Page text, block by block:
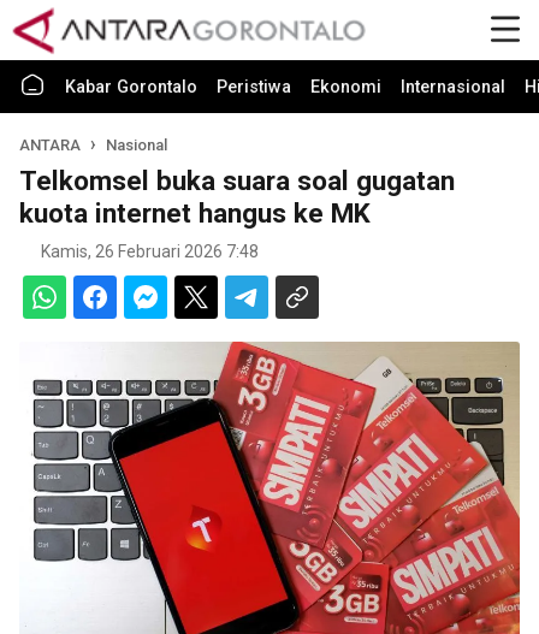
Kabar Gorontalo Peristiwa Ekonomi Internasional
ANTARA Nasional
Telkomsel buka suara soal gugatan
kuota internet hangus ke MK
Kamis, 26 Februari 2026 7:48